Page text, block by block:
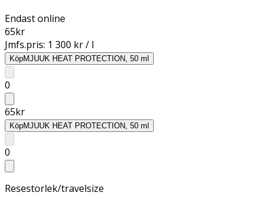
Endast online
65kr
Jmfs.pris: 1 300 kr / l
KöpMJUUK HEAT PROTECTION, 50 ml
0
65kr
KöpMJUUK HEAT PROTECTION, 50 ml
0
Resestorlek/travelsize